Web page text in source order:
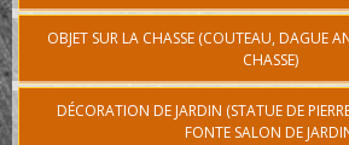
OBJET SUR LA CHASSE (COUTEAU, DAGUE
CHASSE)
DÉCORATION DE JARDIN (STATUE DE
FONTE SALON DE